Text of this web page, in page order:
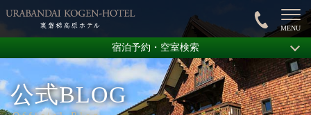
公式BLOG
宿泊予約・空室検索